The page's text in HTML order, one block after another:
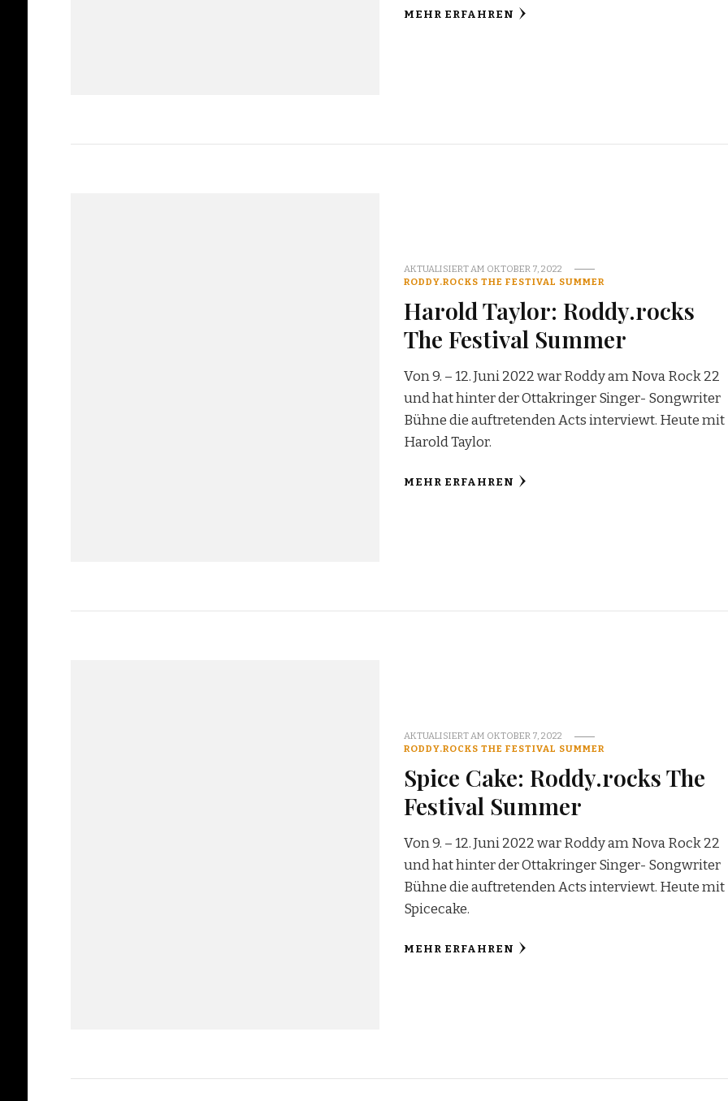
MEHR ERFAHREN
AKTUALISIERT AM OKTOBER 7, 2022
RODDY.ROCKS THE FESTIVAL SUMMER
Harold Taylor: Roddy.rocks
The Festival Summer
Von 9. – 12. Juni 2022 war Roddy am Nova Rock 22
und hat hinter der Ottakringer Singer- Songwriter
Bühne die auftretenden Acts interviewt. Heute mit
Harold Taylor.
MEHR ERFAHREN
AKTUALISIERT AM OKTOBER 7, 2022
RODDY.ROCKS THE FESTIVAL SUMMER
Spice Cake: Roddy.rocks The
Festival Summer
Von 9. – 12. Juni 2022 war Roddy am Nova Rock 22
und hat hinter der Ottakringer Singer- Songwriter
Bühne die auftretenden Acts interviewt. Heute mit
Spicecake.
MEHR ERFAHREN